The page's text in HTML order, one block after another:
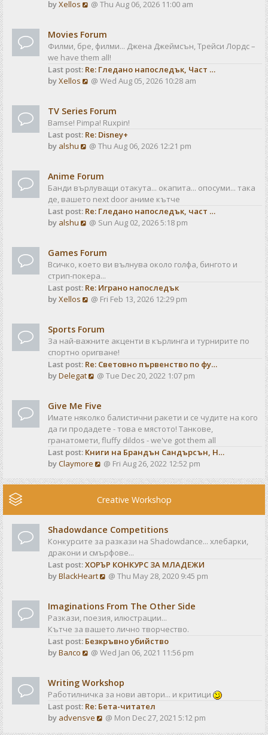
a
s
t
p
o
s
byXellos
V
w
t
h
e
t
e
s
t
p
s
t
@ Thu Aug 06, 2026 11:00 am
Movies Forum
Филми, бре, филми... Джена Джеймсън, Трейси Лордс –
we have them all!
Last post: Re: Гледано напоследък, Част …
byXellos
V
w
t
h
e
e
s
t
p
s
t
@ Wed Aug 05, 2026 10:28 am
TV Series Forum
Bamse! Pimpa! Ruxpin!
Last post: Re: Disney+
by alshu
V
w
t
h
e
e
s
t
p
o
t
@ Thu Aug 06, 2026 12:21 pm
Anime Forum
Банди върлуващи отакута... окапита... опосуми... така
де, вашето next door аниме кътче
Last post: Re: Гледано напоследък, част …
by alshu
V
w
t
h
e
l
e
s
t
p
o
t
@ Sun Aug 02, 2026 5:18 pm
Games Forum
Всичко, което ви вълнува около голфа, бингото и
стрип-покера...
Last post: Re: Играно напоследък
byXellos
V
w
t
h
e
l
t
e
s
t
p
o
s
t
@ Fri Feb 13, 2026 12:29 pm
Sports Forum
За най-важните акценти в кърлинга и турнирите по
спортно оригване!
Last post: Re: Световно първенство по фу…
byDelegat
V
w
t
h
e
l
a
t
s
o
s
t
@ Tue Dec 20, 2022 1:07 pm
Give Me Five
Имате няколко балистични ракети и се чудите на кого
да ги продадете - това е мястото! Танкове,
гранатомети, fluffy dildos - we've got them all
Last post: Книги на Брандън Сандърсън, Н…
byClaymore
V
e
w
e
l
a
t
e
p
o
s
t
@ Fri Aug 26, 2022 12:52 pm
Creative Workshop
Shadowdance Competitions
Конкурсите за разкази на Shadowdance... хлебарки,
дракони и смърфове...
Last post:ХОРЪР КОНКУРС ЗА МЛАДЕЖИ
byBlackHeart
V
w
t
h
e
l
e
s
t
p
@ Thu May 28, 2020 9:45 pm
Imaginations From The Other Side
Разкази, поезия, илюстрации...
Кътче за вашето лично творчество.
Last post: Безкръвно убийство
byВалсо
V
w
t
h
e
l
@ Wed Jan 06, 2021 11:56 pm
Writing Workshop
Работилничка за нови автори... и критици
Last post: Re: Бета-читател
by advensve
V@ Mon Dec 27, 2021 5:12 pm